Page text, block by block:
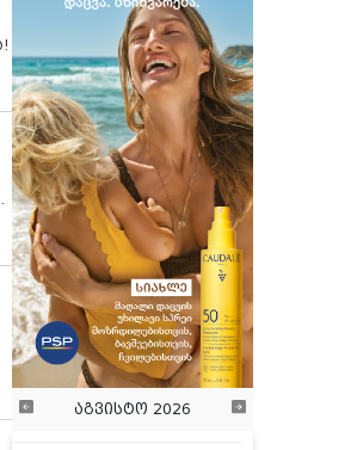
აგვისტო 2026